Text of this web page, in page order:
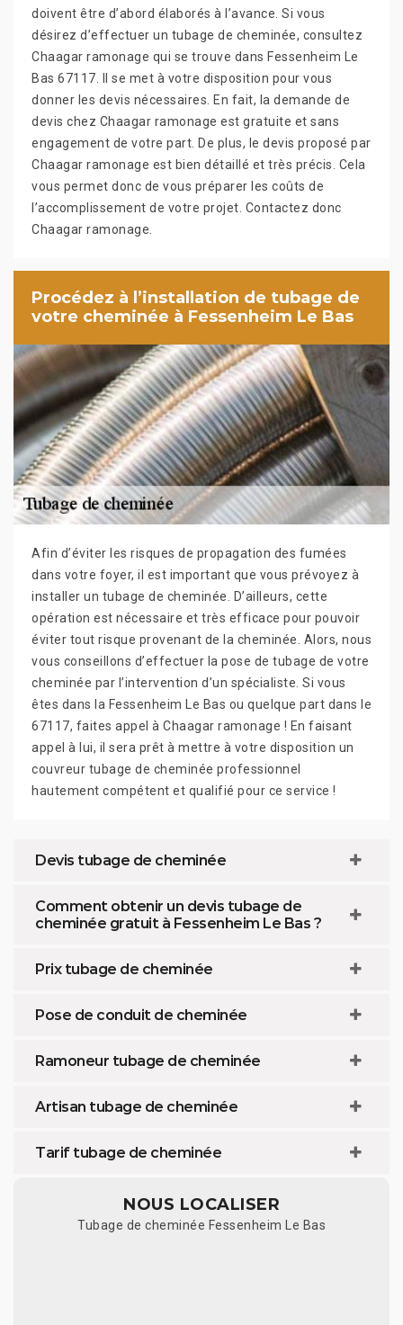
doivent être d’abord élaborés à l’avance. Si vous
désirez d’effectuer un tubage de cheminée, consultez
Chaagar ramonage qui se trouve dans Fessenheim Le
Bas 67117. Il se met à votre disposition pour vous
donner les devis nécessaires. En fait, la demande de
devis chez Chaagar ramonage est gratuite et sans
engagement de votre part. De plus, le devis proposé par
Chaagar ramonage est bien détaillé et très précis. Cela
vous permet donc de vous préparer les coûts de
l’accomplissement de votre projet. Contactez donc
Chaagar ramonage.
Procédez à l’installation de tubage de
votre cheminée à Fessenheim Le Bas
Afin d’éviter les risques de propagation des fumées
dans votre foyer, il est important que vous prévoyez à
installer un tubage de cheminée. D’ailleurs, cette
opération est nécessaire et très efficace pour pouvoir
éviter tout risque provenant de la cheminée. Alors, nous
vous conseillons d’effectuer la pose de tubage de votre
cheminée par l’intervention d’un spécialiste. Si vous
êtes dans la Fessenheim Le Bas ou quelque part dans le
67117, faites appel à Chaagar ramonage ! En faisant
appel à lui, il sera prêt à mettre à votre disposition un
couvreur tubage de cheminée professionnel
hautement compétent et qualifié pour ce service !
Devis tubage de cheminée
Comment obtenir un devis tubage de
cheminée gratuit à Fessenheim Le Bas ?
Prix tubage de cheminée
Pose de conduit de cheminée
Ramoneur tubage de cheminée
Artisan tubage de cheminée
Tarif tubage de cheminée
NOUS LOCALISER
Tubage de cheminée Fessenheim Le Bas